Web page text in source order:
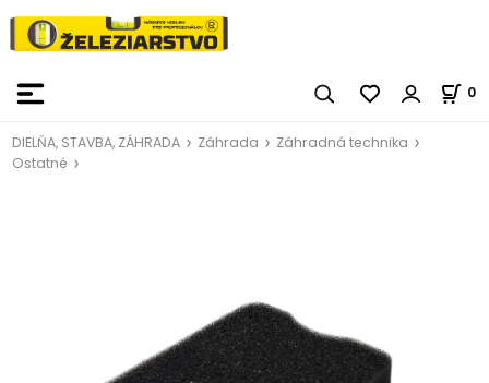
0
DIELŇA, STAVBA, ZÁHRADA Záhrada
Záhradná technika
Ostatné